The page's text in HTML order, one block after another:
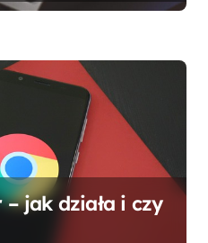
jak działa i czy